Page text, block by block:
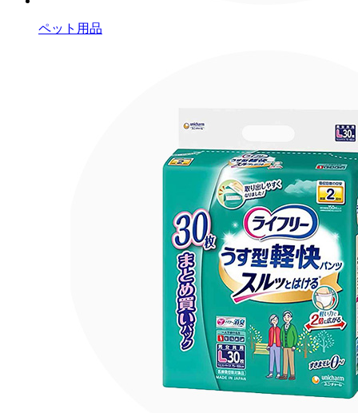
ペット用品